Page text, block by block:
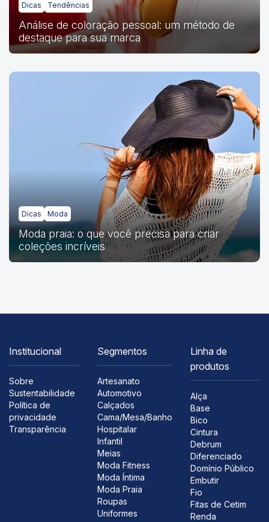
Dicas Tendências
Análise de coloração pessoal: um método de
destaque para sua marca
Dicas Moda
Moda praia: o que você precisa para criar
coleções incríveis
Institucional
Sobre
Sustentabilidade
Política de
privacidade
Transparência
Segmentos
Artesanato
Automotivo
Calçados
Cama/Mesa/Banho
Hospitalar
Infantil
Meias
Moda Fitness
Moda Íntima
Moda Praia
Roupas
Uniformes
Linha de
produtos
Alça
Base
Bico
Cintura
Debrum
Diferenciado
Domínio Público
Embutir
Fio
Fitas de Cetim
Renda